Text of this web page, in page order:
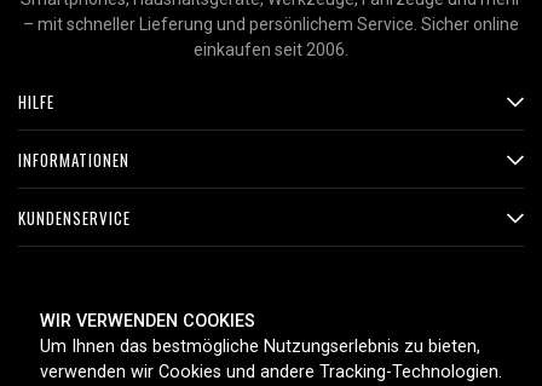
– mit schneller Lieferung und persönlichem Service. Sicher online
einkaufen seit 2006.
HILFE
INFORMATIONEN
KUNDENSERVICE
ZAHLUNGSMETHODEN
WIR VERWENDEN COOKIES
Um Ihnen das bestmögliche Nutzungserlebnis zu bieten,
verwenden wir Cookies und andere Tracking-Technologien.